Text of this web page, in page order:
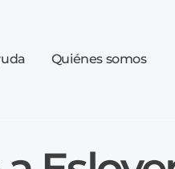
Quiénes somos